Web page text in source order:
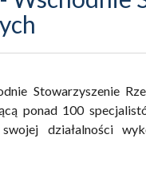
Stowarzyszenie
ponad 100
swojej działalności